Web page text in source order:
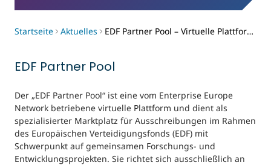
Startseite Aktuelles EDF Partner Pool – Virtuelle Plattform für Kooperationen im Europäischen Verteidigungsfonds
EDF Partner Pool
Der „EDF Partner Pool“ ist eine vom Enterprise Europe
Network betriebene virtuelle Plattform und dient als
spezialisierter Marktplatz für Ausschreibungen im Rahmen
des Europäischen Verteidigungsfonds (EDF) mit
Schwerpunkt auf gemeinsamen Forschungs- und
Entwicklungsprojekten. Sie richtet sich ausschließlich an